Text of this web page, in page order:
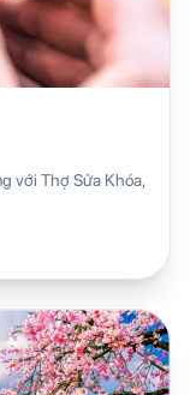
với Thợ Sửa Khóa,